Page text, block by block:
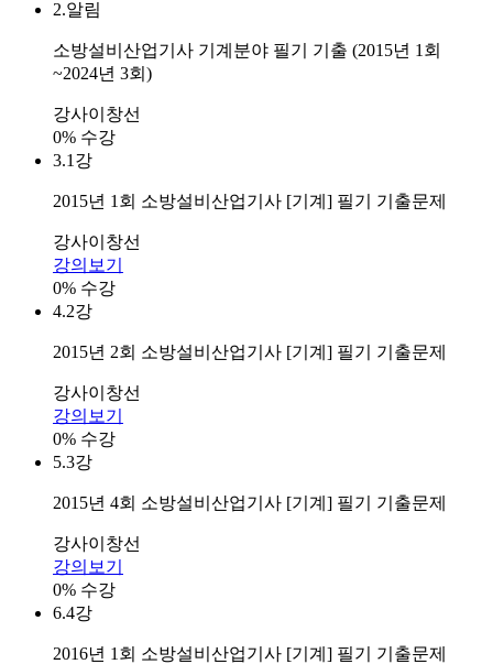
2.알림
소방설비산업기사 기계분야 필기 기출 (2015년 1회
~2024년 3회)
강사이창선
0% 수강
3.1강
2015년 1회 소방설비산업기사 [기계] 필기 기출문제
강사이창선
강의보기
0% 수강
4.2강
2015년 2회 소방설비산업기사 [기계] 필기 기출문제
강사이창선
강의보기
0% 수강
5.3강
2015년 4회 소방설비산업기사 [기계] 필기 기출문제
강사이창선
강의보기
0% 수강
6.4강
2016년 1회 소방설비산업기사 [기계] 필기 기출문제